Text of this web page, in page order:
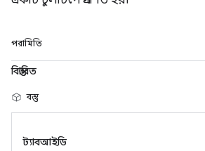
পরামিতি
বিস্তারিত
বস্তু
ট্যাবআইডি